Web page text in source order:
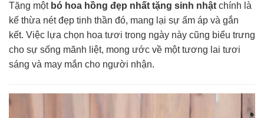
Tặng một bó hoa hồng đẹp nhất tặng sinh nhật chính là
kế thừa nét đẹp tinh thần đó, mang lại sự ấm áp và gắn
kết. Việc lựa chọn hoa tươi trong ngày này cũng biểu trưng
cho sự sống mãnh liệt, mong ước về một tương lai tươi
sáng và may mắn cho người nhận.